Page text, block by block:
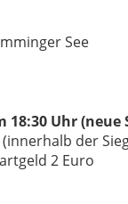
See
18:30 Uhr (neue
der
2 Euro